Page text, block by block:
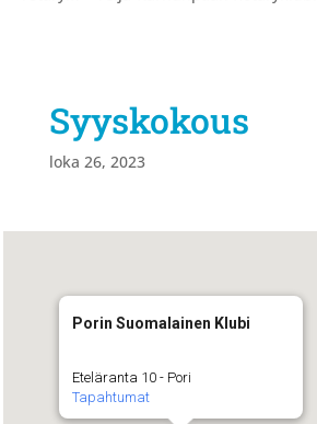
Syyskokous
loka 26, 2023
Porin Suomalainen Klubi
Eteläranta 10 - Pori
Tapahtumat